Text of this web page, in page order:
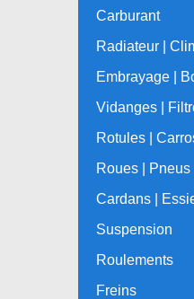
Carburant
Radiateur |
Embrayage |
Vidanges |
Rotules |
Roues | Pneus
Cardans |
Suspension
Roulements
Freins